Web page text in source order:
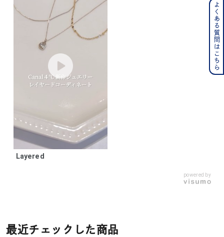
Layered
powered by
最近チェックした商品
よくある質問はこちら